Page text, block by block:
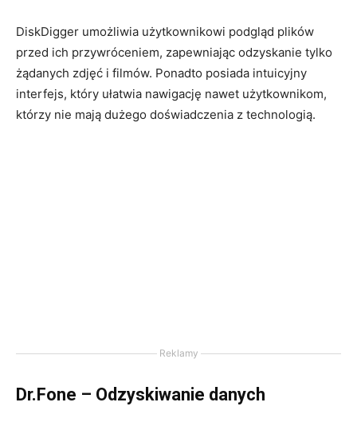
DiskDigger umożliwia użytkownikowi podgląd plików
przed ich przywróceniem, zapewniając odzyskanie tylko
żądanych zdjęć i filmów. Ponadto posiada intuicyjny
interfejs, który ułatwia nawigację nawet użytkownikom,
którzy nie mają dużego doświadczenia z technologią.
Reklamy
Dr.Fone – Odzyskiwanie danych